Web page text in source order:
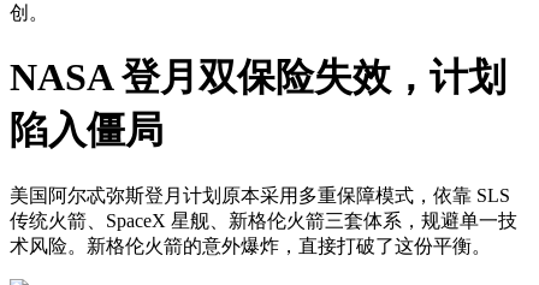
创。
NASA 登月双保险失效，计划
陷入僵局
美国阿尔忒弥斯登月计划原本采用多重保障模式，依靠 SLS
传统火箭、SpaceX 星舰、新格伦火箭三套体系，规避单一技
术风险。新格伦火箭的意外爆炸，直接打破了这份平衡。